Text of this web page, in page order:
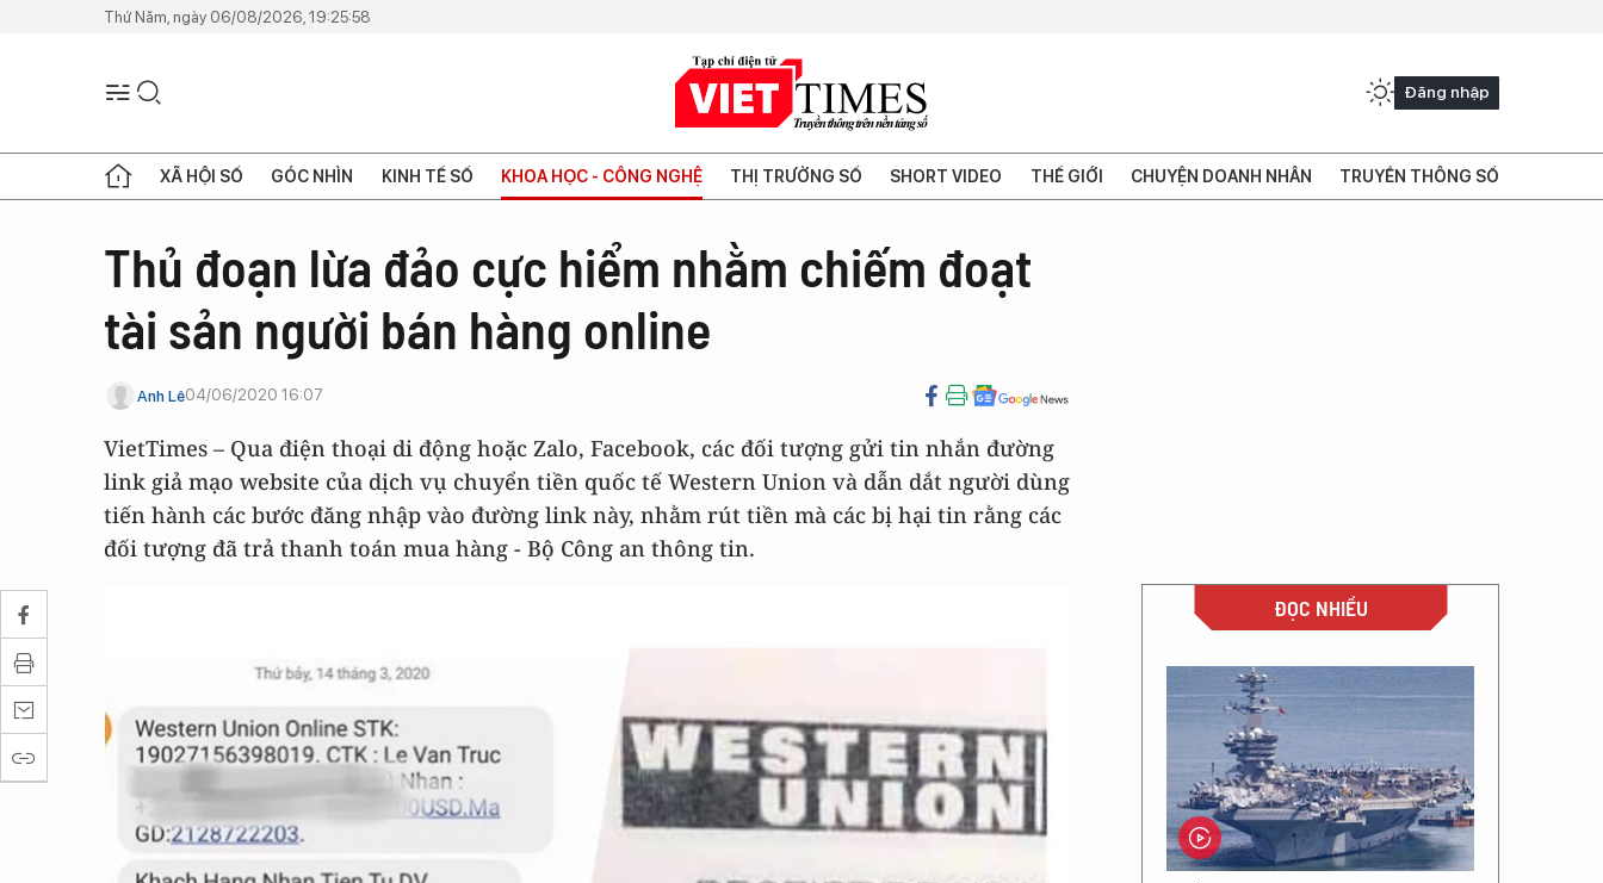
Thứ Năm, ngày 06/08/2026, 19:25:58
Đăng nhập
XÃ HỘI SỐ GÓC NHÌN KINH TẾ SỐ KHOA HỌC - CÔNG NGHỆ THỊ TRƯỜNG SỐ SHORT VIDEO THẾ GIỚI CHUYỆN DOANH NHÂN TRUYỀN THÔNG SỐ
Thủ đoạn lừa đảo cực hiểm nhằm chiếm đoạt
tài sản người bán hàng online
Anh Lê04/06/2020 16:07
VietTimes – Qua điện thoại di động hoặc Zalo, Facebook, các đối tượng gửi tin nhắn đường
link giả mạo website của dịch vụ chuyển tiền quốc tế Western Union và dẫn dắt người dùng
tiến hành các bước đăng nhập vào đường link này, nhằm rút tiền mà các bị hại tin rằng các
đối tượng đã trả thanh toán mua hàng - Bộ Công an thông tin.
ĐỌC NHIỀU